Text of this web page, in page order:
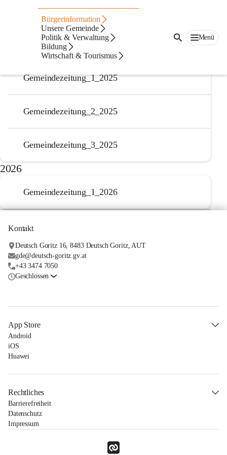
Bürgerinformation
Unsere Gemeinde
Politik & Verwaltung
Bildung
Wirtschaft & Tourismus
Menü
Gemeindezeitung
Gemeindezeitung_1_2025
Gemeindezeitung_2_2025
Gemeindezeitung_3_2025
2026
Gemeindezeitung_1_2026
Kontakt
Deutsch Goritz 16, 8483 Deutsch Goritz, AUT
gde@deutsch-goritz.gv.at
+43 3474 7050
Geschlossen
App Store
Android
iOS
Huawei
Rechtliches
Barrierefreiheit
Datenschutz
Impressum